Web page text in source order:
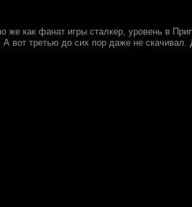
же как фанат игры сталкер, уровень в
вот третью до сих пор даже не скачивал.